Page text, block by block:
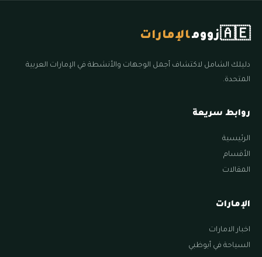
🇦🇪زوومالإمارات
دليلك الشامل لاكتشاف أجمل الوجهات والأنشطة في الإمارات العربية
المتحدة.
روابط سريعة
الرئيسية
الأقسام
المقالات
الإمارات
اخبار الامارات
السياحة في أبوظبي